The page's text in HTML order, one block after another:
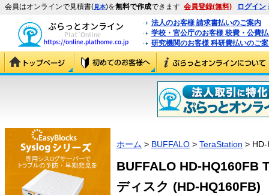
会員はオンラインで見積書(見本)を無料で作成できます 会員登録(無料) ログイン
法人のお客様 請求書払いのご案内
学校・官公庁のお客様 校費・公費
研究機関のお客様 科研費払いのご
ホーム > BUFFALO > TeraStation >
BUFFALO HD-HQ160FB
ディスク (HD-HQ160FB)